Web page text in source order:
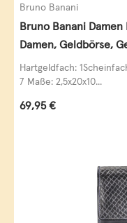
Bruno Banani
Bruno Banani
Damen, Geldbörse,
Leder
Hartgeldfach:
7 Maße: 2,5x20x10...
Regulärer Preis:
69,95 €